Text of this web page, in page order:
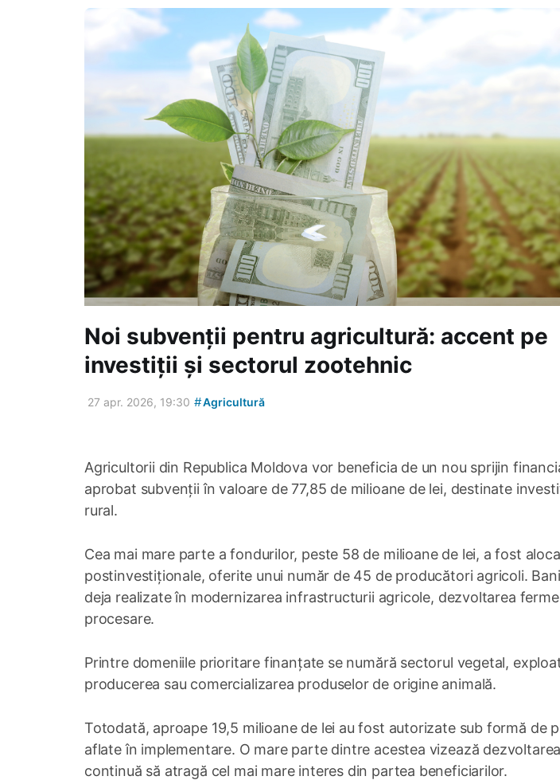
Noi subvenții pentru agricultură: accent pe
investiții și sectorul zootehnic
27 apr. 2026, 19:30 #Agricultură
Agricultorii din Republica Moldova vor beneficia de un nou sprijin
aprobat subvenții în valoare de 77,85 de milioane de lei, destinate
rural.
Cea mai mare parte a fondurilor, peste 58 de milioane de lei, a fost
postinvestiționale, oferite unui număr de 45 de producători agricoli.
deja realizate în modernizarea infrastructurii agricole, dezvoltarea
procesare.
Printre domeniile prioritare finanțate se numără sectorul vegetal,
producerea sau comercializarea produselor de origine animală.
Totodată, aproape 19,5 milioane de lei au fost autorizate sub formă de
aflate în implementare. O mare parte dintre acestea vizează
continuă să atragă cel mai mare interes din partea beneficiarilor.